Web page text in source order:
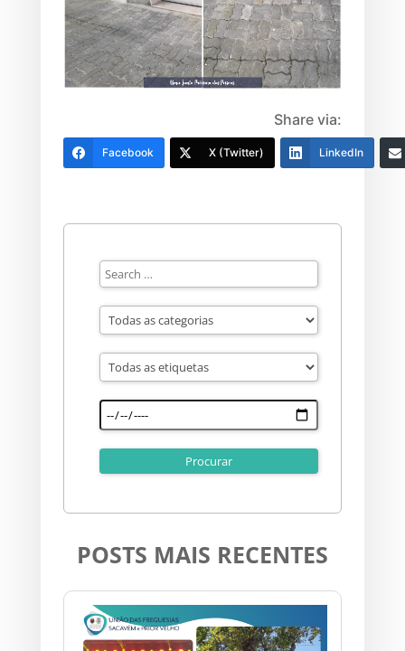
Share via:
Facebook X (Twitter) LinkedIn
POSTS MAIS RECENTES